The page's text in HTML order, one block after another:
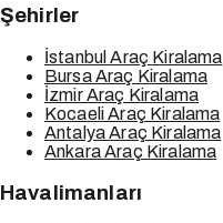
Şehirler
İstanbul Araç Kiralama
Bursa Araç Kiralama
İzmir Araç Kiralama
Kocaeli Araç Kiralama
Antalya Araç Kiralama
Ankara Araç Kiralama
Havalimanları